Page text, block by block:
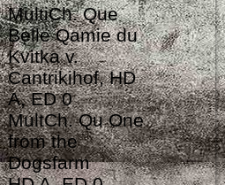
MultiCh. Que
Belle Qamie du
Kvitka v.
Cantrikihof, HD
A, ED 0
MultCh. Qu One
from the
Dogsfarm